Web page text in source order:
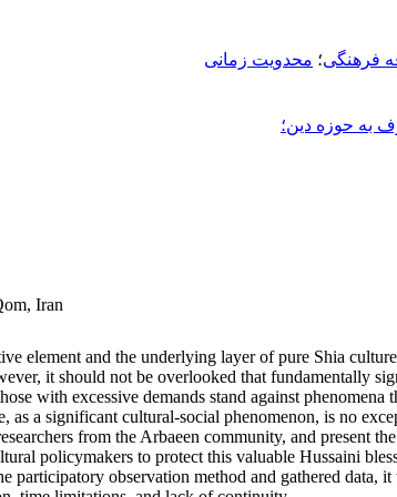
فرهنگی؛ محدویت زمانی
به حوزه دین؛
Iran
element and the underlying layer of pure Shia
it should not be overlooked that fundamentally
with excessive demands stand against
a significant cultural-social phenomenon, is no
from the Arbaeen community, and present
policymakers to protect this valuable Hussaini
observation method and gathered data,